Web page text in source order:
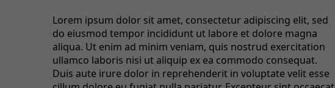
Lorem ipsum dolor sit amet, consectetur adipiscing elit, sed
do eiusmod tempor incididunt ut labore et dolore magna
aliqua. Ut enim ad minim veniam, quis nostrud exercitation
ullamco laboris nisi ut aliquip ex ea commodo consequat.
Duis aute irure dolor in reprehenderit in voluptate velit esse